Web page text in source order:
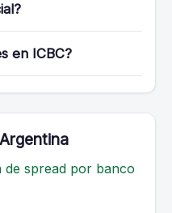
en ICBC?
spread por banco